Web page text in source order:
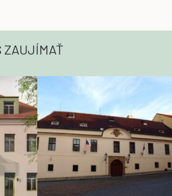
ZAUJÍMAŤ